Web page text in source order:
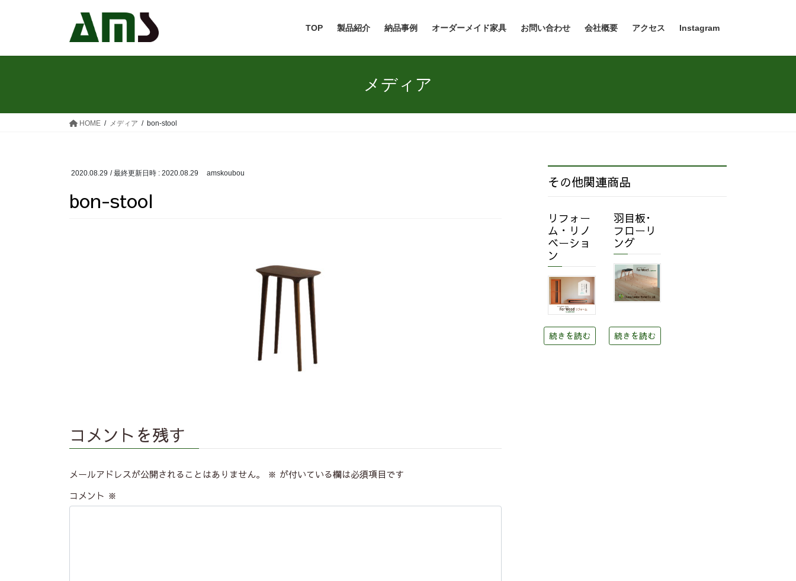
TOP 製品紹介 納品事例 オーダーメイド家具 お問い合わせ 会社概要 アクセス Instagram
メディア
HOME メディア bon-stool
2020.08.29 / 最終更新日時 : 2020.08.29 amskoubou
bon-stool
コメントを残す
メールアドレスが公開されることはありません。 ※ が付いている欄は必須項目です
コメント ※
その他関連商品
リフォー
ム・リノ
ベーショ
ン
続きを読む
羽目板･
フローリ
ング
続きを読む